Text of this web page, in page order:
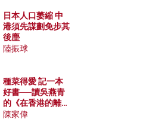
日本人口萎縮 中
港須先謀劃免步其
後塵
陸振球
種菜得愛 記一本
好書──讀吳燕青
的《在香港的離島
種菜》
陳家偉